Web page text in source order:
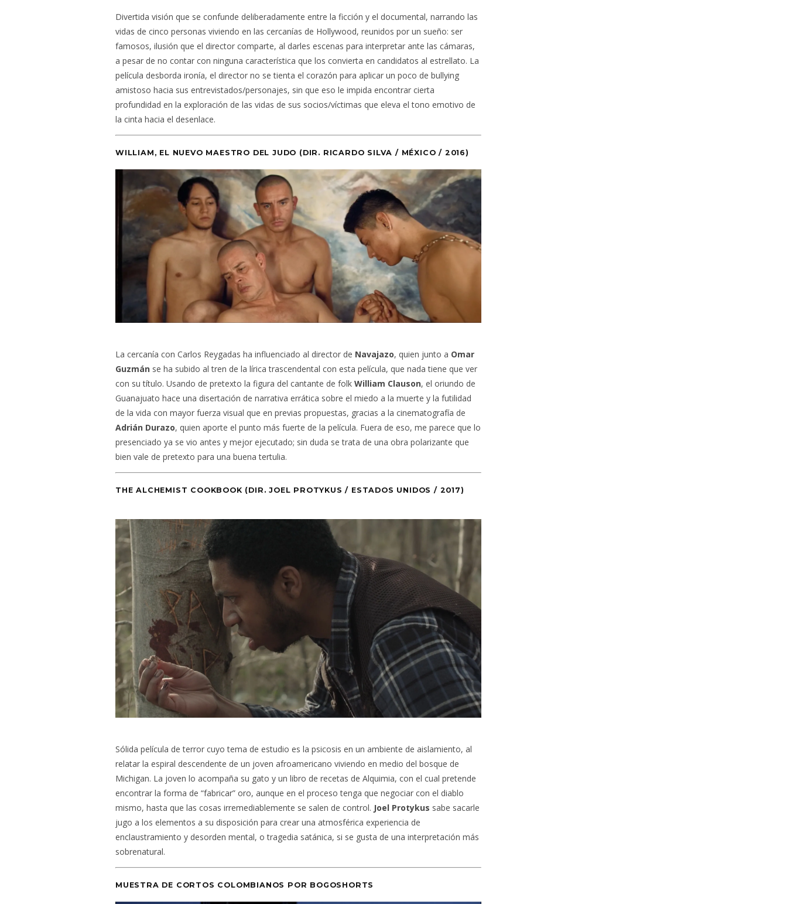
Divertida visión que se confunde deliberadamente entre la ficción y el documental, narrando las
vidas de cinco personas viviendo en las cercanías de Hollywood, reunidos por un sueño: ser
famosos, ilusión que el director comparte, al darles escenas para interpretar ante las cámaras,
a pesar de no contar con ninguna característica que los convierta en candidatos al estrellato. La
película desborda ironía, el director no se tienta el corazón para aplicar un poco de bullying
amistoso hacia sus entrevistados/personajes, sin que eso le impida encontrar cierta
profundidad en la exploración de las vidas de sus socios/víctimas que eleva el tono emotivo de
la cinta hacia el desenlace.
WILLIAM, EL NUEVO MAESTRO DEL JUDO (DIR. RICARDO SILVA / MÉXICO / 2016)
La cercanía con Carlos Reygadas ha influenciado al director de Navajazo, quien junto a Omar
Guzmán se ha subido al tren de la lírica trascendental con esta película, que nada tiene que ver
con su título. Usando de pretexto la figura del cantante de folk William Clauson, el oriundo de
Guanajuato hace una disertación de narrativa errática sobre el miedo a la muerte y la futilidad
de la vida con mayor fuerza visual que en previas propuestas, gracias a la cinematografía de
Adrián Durazo, quien aporte el punto más fuerte de la película. Fuera de eso, me parece que lo
presenciado ya se vio antes y mejor ejecutado; sin duda se trata de una obra polarizante que
bien vale de pretexto para una buena tertulia.
THE ALCHEMIST COOKBOOK (DIR. JOEL PROTYKUS / ESTADOS UNIDOS / 2017)
Sólida película de terror cuyo tema de estudio es la psicosis en un ambiente de aislamiento, al
relatar la espiral descendente de un joven afroamericano viviendo en medio del bosque de
Michigan. La joven lo acompaña su gato y un libro de recetas de Alquimia, con el cual pretende
encontrar la forma de “fabricar” oro, aunque en el proceso tenga que negociar con el diablo
mismo, hasta que las cosas irremediablemente se salen de control. Joel Protykus sabe sacarle
jugo a los elementos a su disposición para crear una atmosférica experiencia de
enclaustramiento y desorden mental, o tragedia satánica, si se gusta de una interpretación más
sobrenatural.
MUESTRA DE CORTOS COLOMBIANOS POR BOGOSHORTS